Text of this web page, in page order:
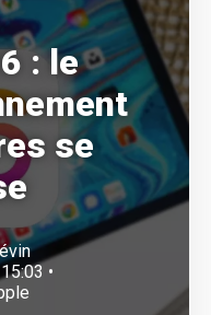
: le
se
•